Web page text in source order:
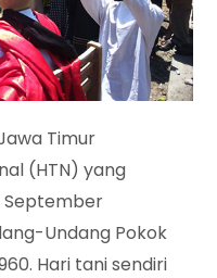
Timur
(HTN) yang
September
Undang Pokok
Hari tani sendiri